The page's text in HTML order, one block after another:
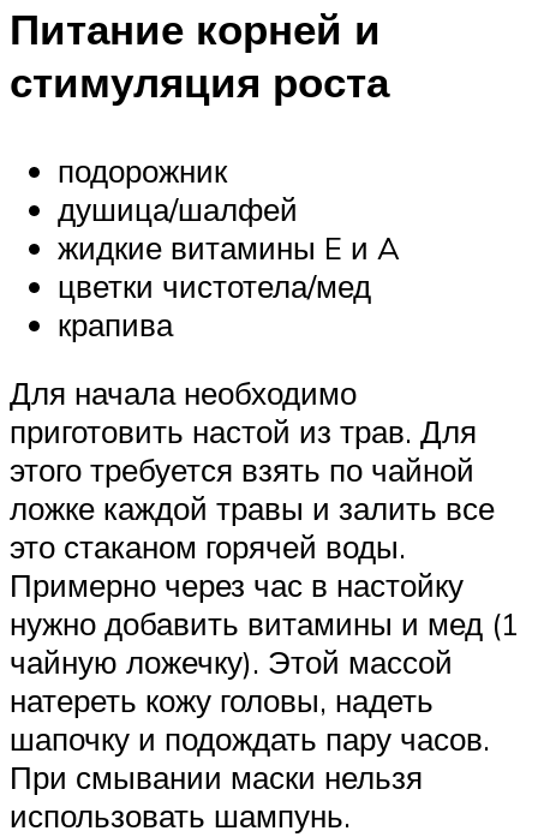
Питание корней и
стимуляция роста
подорожник
душица/шалфей
жидкие витамины E и A
цветки чистотела/мед
крапива
Для начала необходимо
приготовить настой из трав. Для
этого требуется взять по чайной
ложке каждой травы и залить все
это стаканом горячей воды.
Примерно через час в настойку
нужно добавить витамины и мед (1
чайную ложечку). Этой массой
натереть кожу головы, надеть
шапочку и подождать пару часов.
При смывании маски нельзя
использовать шампунь.